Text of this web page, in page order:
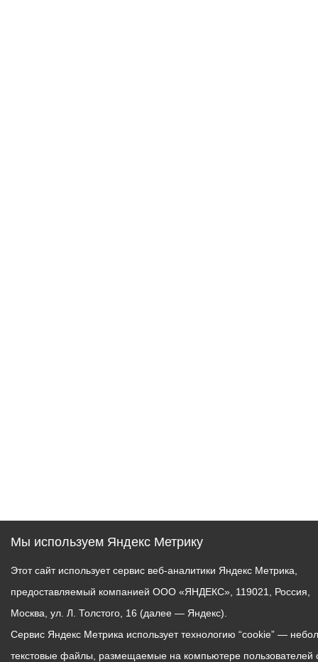
Мы используем Яндекс Метрику
Этот сайт использует сервис веб-аналитики Яндекс Метрика,
предоставляемый компанией ООО «ЯНДЕКС», 119021, Россия,
Москва, ул. Л. Толстого, 16 (далее — Яндекс).
Сервис Яндекс Метрика использует технологию “cookie” —
текстовые файлы, размещаемые на компьютере пользователей